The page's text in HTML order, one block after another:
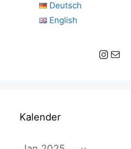
Deutsch
English
Instagram E-Mail
Kalender